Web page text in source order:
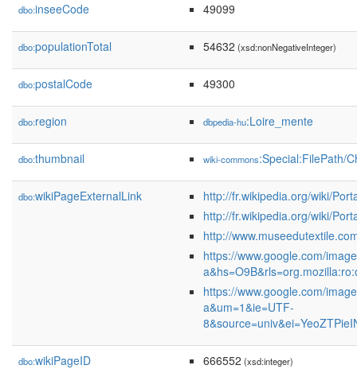
dbo:inseeCode 49099
dbo:populationTotal 54632 (xsd:nonNegativeInteger)
dbo:postalCode 49300
dbo:region dbpedia-hu:Loire_mente
dbo:thumbnail wiki-commons:Special:FilePath/
dbo:wikiPageExternalLink
http://fr.wikipedia.org/wiki/
http://fr.wikipedia.org/wiki/
http://
https://www.google.com/
https://www.google.com/
a&um=1&ie=UTF-
dbo:wikiPageID 666552 (xsd:integer)